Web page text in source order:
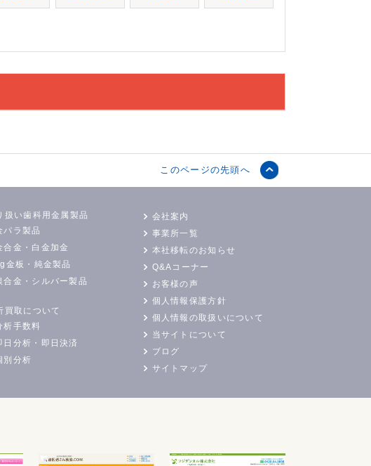
このページの先頭へ
扱い歯科用金属製品
パラ製品
合金・白金加金
金板・純金製品
合金・シルバー製品
買取について
析手数料
日分析・即日決済
別分析
会社案内
事業所一覧
本社移転のお知らせ
Q&Aコーナー
お客様の声
個人情報保護方針
個人情報の取扱いについて
当サイトについて
ブログ
サイトマップ